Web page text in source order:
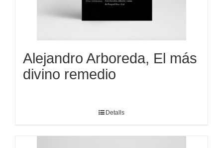
Alejandro Arboreda, El más
divino remedio
Detalls